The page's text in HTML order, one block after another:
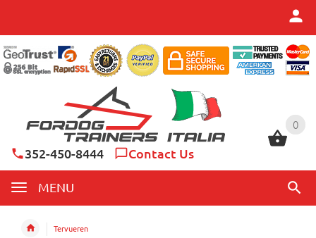
0
352-450-8444 Contact Us
MENU
0
Tervueren